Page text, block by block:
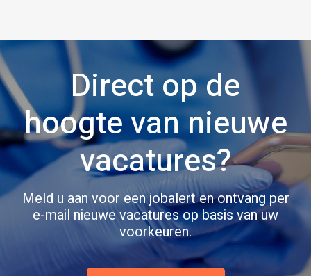
Direct op de
hoogte van nieuwe
vacatures?
Meld u aan voor een jobalert en ontvang per
e-mail nieuwe vacatures op basis van uw
voorkeuren.